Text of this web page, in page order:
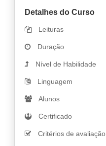
Detalhes do Curso
Leituras
Duração
Nível de Habilidade
Linguagem
Alunos
Certificado
Critérios de avaliação